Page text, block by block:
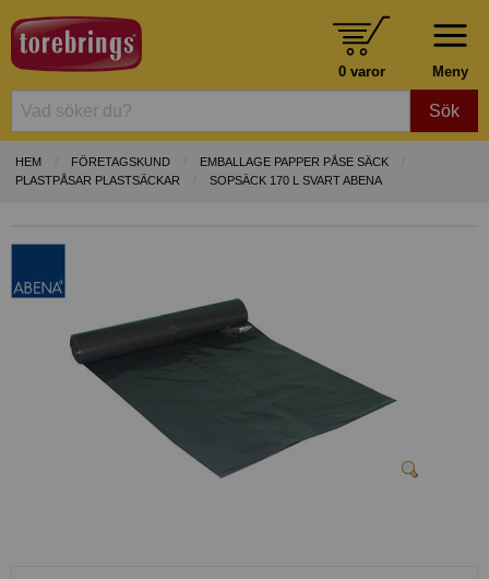
Meny
0 varor
Sök
HEM FÖRETAGSKUND
EMBALLAGE PAPPER PÅSE SÄCK
PLASTPÅSAR PLASTSÄCKAR
SOPSÄCK 170 L SVART ABENA